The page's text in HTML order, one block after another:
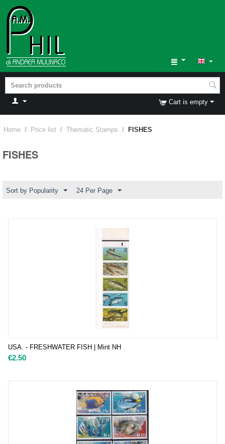
Cart is empty
Home / Price list / Thematic Stamps / FISHES
FISHES
Sort by Popularity 24 Per Page
USA. - FRESHWATER FISH | Mint NH
€2.50